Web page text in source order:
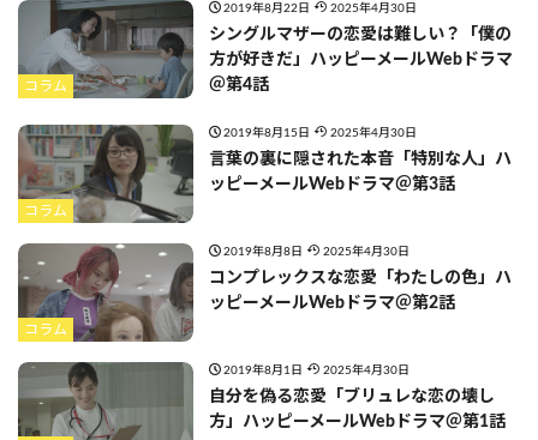
コラム
2019年8月22日 2025年4月30日
シングルマザーの恋愛は難しい？「僕の
方が好きだ」ハッピーメールWebドラマ
＠第4話
コラム
2019年8月15日 2025年4月30日
言葉の裏に隠された本音「特別な人」ハ
ッピーメールWebドラマ＠第3話
コラム
2019年8月8日 2025年4月30日
コンプレックスな恋愛「わたしの色」ハ
ッピーメールWebドラマ＠第2話
2019年8月1日 2025年4月30日
自分を偽る恋愛「ブリュレな恋の壊し
方」ハッピーメールWebドラマ＠第1話